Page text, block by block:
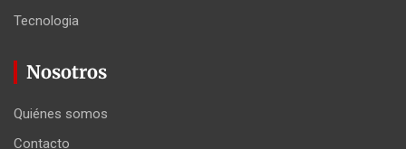
Tecnologia
Nosotros
Quiénes somos
Contacto